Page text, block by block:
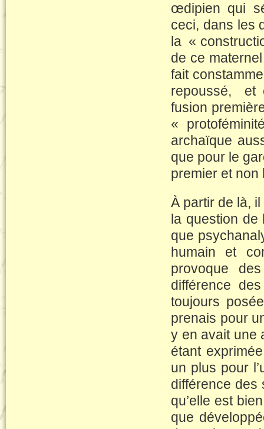
œdipien qui
ceci, dans les
la «
de ce
fait
repoussé, et
fusion
«
archaïque
que pour le
premier et
À partir de là,
la question
que
humain et
provoque
différence
toujours
prenais pour
y en avait une
étant
un plus pour
différence des
qu’elle est
que